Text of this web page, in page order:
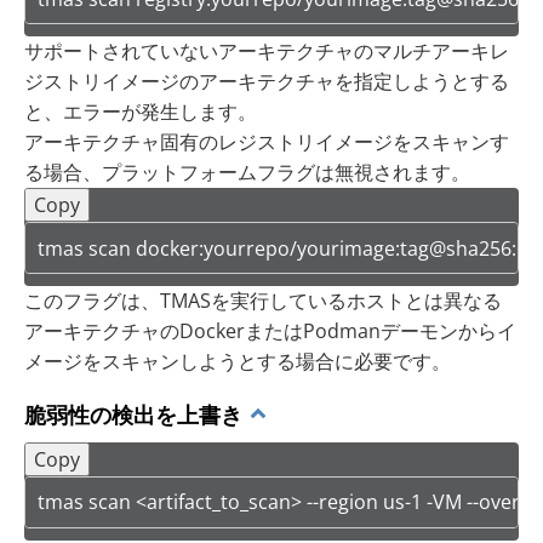
サポートされていないアーキテクチャのマルチアーキレ
ジストリイメージのアーキテクチャを指定しようとする
と、エラーが発生します。
アーキテクチャ固有のレジストリイメージをスキャンす
る場合、プラットフォームフラグは無視されます。
Copy
tmas scan docker:yourrepo/
このフラグは、TMASを実行しているホストとは異なる
アーキテクチャのDockerまたはPodmanデーモンからイ
メージをスキャンしようとする場合に必要です。
脆弱性の検出を上書き
Copy
tmas scan <artifact_to_scan> --region us-1 -VM --